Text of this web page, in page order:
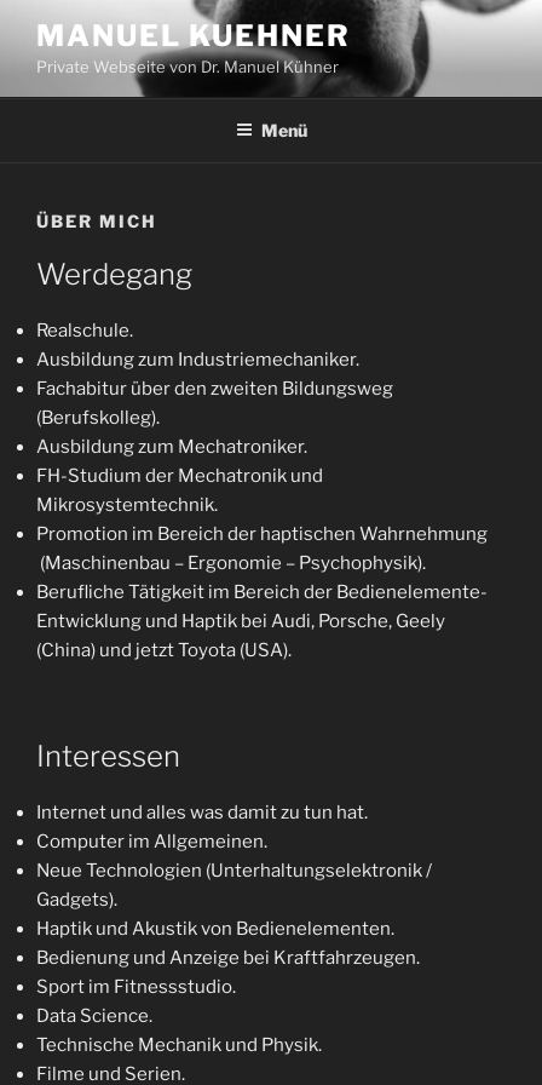
Inhalt
springen
MANUEL KUEHNER
Private Webseite von Dr. Manuel Kühner
Menü
ÜBER MICH
Werdegang
Realschule.
Ausbildung zum Industriemechaniker.
Fachabitur über den zweiten Bildungsweg
(Berufskolleg).
Ausbildung zum Mechatroniker.
FH-Studium der Mechatronik und
Mikrosystemtechnik.
Promotion im Bereich der haptischen Wahrnehmung
(Maschinenbau – Ergonomie – Psychophysik).
Berufliche Tätigkeit im Bereich der Bedienelemente-
Entwicklung und Haptik bei Audi, Porsche, Geely
(China) und jetzt Toyota (USA).
Interessen
Internet und alles was damit zu tun hat.
Computer im Allgemeinen.
Neue Technologien (Unterhaltungselektronik /
Gadgets).
Haptik und Akustik von Bedienelementen.
Bedienung und Anzeige bei Kraftfahrzeugen.
Sport im Fitnessstudio.
Data Science.
Technische Mechanik und Physik.
Filme und Serien.